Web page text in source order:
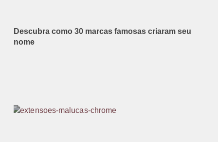
Descubra como 30 marcas famosas criaram seu
nome